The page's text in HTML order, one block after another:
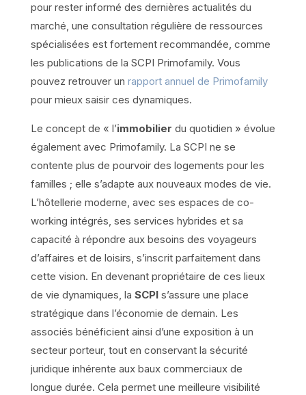
pour rester informé des dernières actualités du
marché, une consultation régulière de ressources
spécialisées est fortement recommandée, comme
les publications de la SCPI Primofamily. Vous
pouvez retrouver un rapport annuel de Primofamily
pour mieux saisir ces dynamiques.
Le concept de « l’immobilier du quotidien » évolue
également avec Primofamily. La SCPI ne se
contente plus de pourvoir des logements pour les
familles ; elle s’adapte aux nouveaux modes de vie.
L’hôtellerie moderne, avec ses espaces de co-
working intégrés, ses services hybrides et sa
capacité à répondre aux besoins des voyageurs
d’affaires et de loisirs, s’inscrit parfaitement dans
cette vision. En devenant propriétaire de ces lieux
de vie dynamiques, la SCPIs’assure une place
stratégique dans l’économie de demain. Les
associés bénéficient ainsi d’une exposition à un
secteur porteur, tout en conservant la sécurité
juridique inhérente aux baux commerciaux de
longue durée. Cela permet une meilleure visibilité